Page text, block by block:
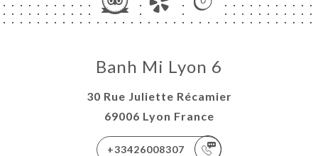
Banh Mi Lyon 6
30 Rue Juliette Récamier
69006 Lyon France
+33426008307